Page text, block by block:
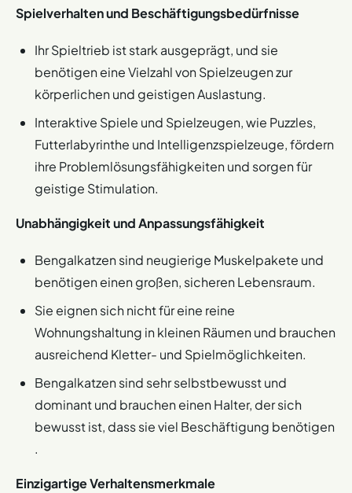
Spielverhalten und Beschäftigungsbedürfnisse
Ihr Spieltrieb ist stark ausgeprägt, und sie
benötigen eine Vielzahl von Spielzeugen zur
körperlichen und geistigen Auslastung.
Interaktive Spiele und Spielzeugen, wie Puzzles,
Futterlabyrinthe und Intelligenzspielzeuge, fördern
ihre Problemlösungsfähigkeiten und sorgen für
geistige Stimulation​​.
Unabhängigkeit und Anpassungsfähigkeit
Bengalkatzen sind neugierige Muskelpakete und
benötigen einen großen, sicheren Lebensraum.
Sie eignen sich nicht für eine reine
Wohnungshaltung in kleinen Räumen und brauchen
ausreichend Kletter- und Spielmöglichkeiten.
Bengalkatzen sind sehr selbstbewusst und
dominant und brauchen einen Halter, der sich
bewusst ist, dass sie viel Beschäftigung benötigen​​
.
Einzigartige Verhaltensmerkmale